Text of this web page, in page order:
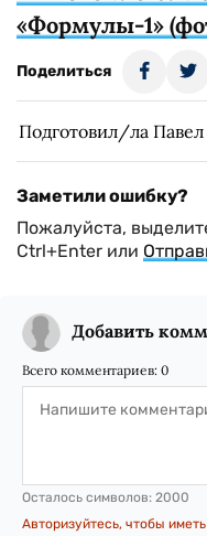
«Формулы-1»
Поделиться
Подготовил/ла
Заметили ошибку?
Пожалуйста,
Ctrl+Enter или
Добавить
Всего комментариев: 0
Осталось символов: 2000
Авторизуйтесь, чтобы